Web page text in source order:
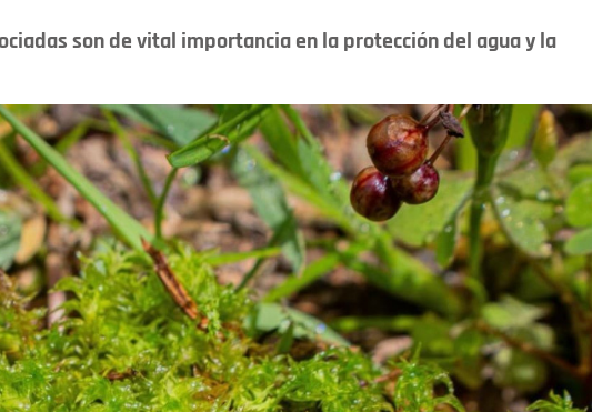
son de vital importancia en la protección del agua y la